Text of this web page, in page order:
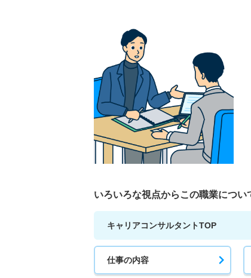
いろいろな視点から この職業につい
キャリアコンサルタントTOP
仕事の内容